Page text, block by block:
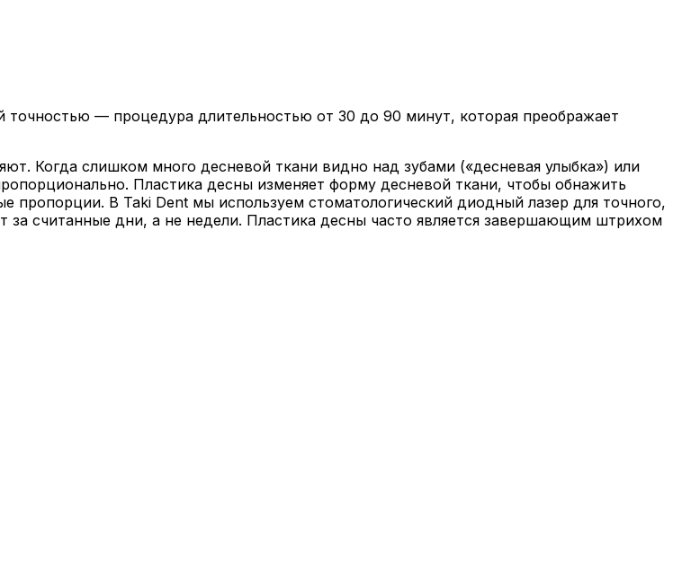
— процедура длительностью от 30 до 90 минут, которая преображает
Когда слишком много десневой ткани видно над зубами («десневая улыбка») или
Пластика десны изменяет форму десневой ткани, чтобы обнажить
пропорции. В Taki Dent мы используем стоматологический диодный лазер для точного,
считанные дни, а не недели. Пластика десны часто является завершающим штрихом